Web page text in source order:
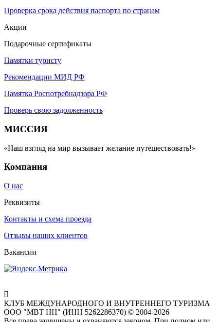
Проверка срока действия паспорта по странам
Акции
Подарочные сертификаты
Памятки туристу
Рекомендации МИД РФ
Памятка Роспотребнадзора РФ
Проверь свою задолженность
МИССИЯ
«Наш взгляд на мир вызывает желание путешествовать!»
Компания
О нас
Реквизиты
Контакты и схема проезда
Отзывы наших клиентов
Вакансии
КЛУБ МЕЖДУНАРОДНОГО И ВНУТРЕННЕГО ТУРИЗМА
ООО "МВТ НН" (ИНН 5262286370) © 2004-2026